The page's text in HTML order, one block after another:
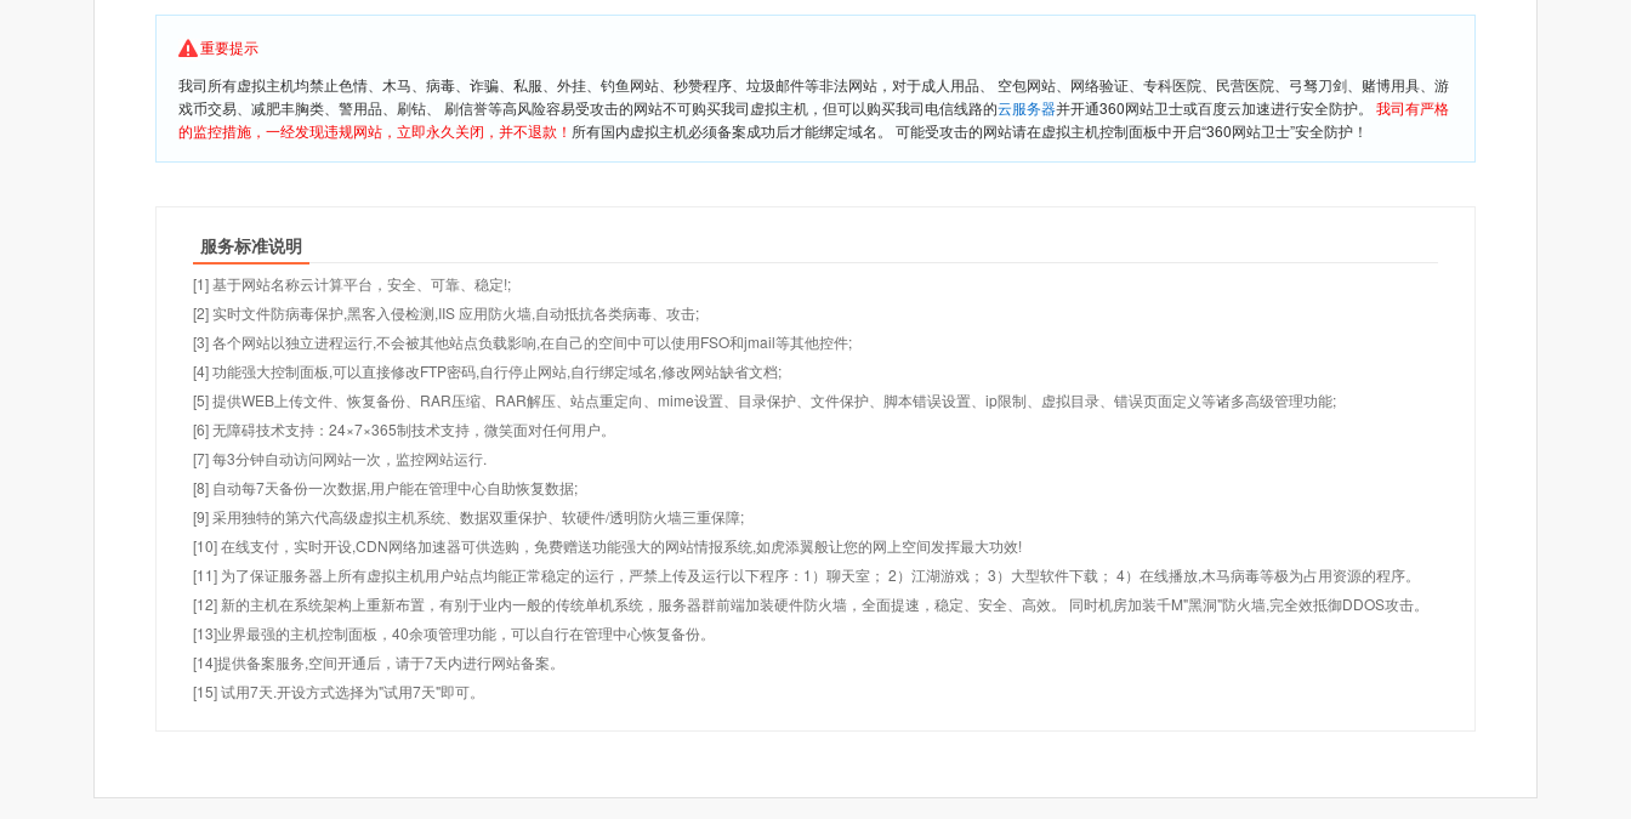
重要提示
我司所有虚拟主机均禁止色情、木马、病毒、诈骗、私服、外挂、钓鱼网站、秒赞程序、垃圾邮件等非法网站，对于成人用品、 空包网站、网络验证、专科医院、民营医院、弓驽刀剑、赌博用具、游
戏币交易、减肥丰胸类、警用品、刷钻、 刷信誉等高风险容易受攻击的网站不可购买我司虚拟主机，但可以购买我司电信线路的云服务器并开通360网站卫士或百度云加速进行安全防护。 我司有严格
的监控措施，一经发现违规网站，立即永久关闭，并不退款！ 所有国内虚拟主机必须备案成功后才能绑定域名。 可能受攻击的网站请在虚拟主机控制面板中开启“360网站卫士”安全防护！
服务标准说明
[1] 基于网站名称云计算平台，安全、可靠、稳定!;
[2] 实时文件防病毒保护,黑客入侵检测,IIS 应用防火墙,自动抵抗各类病毒、攻击;
[3] 各个网站以独立进程运行,不会被其他站点负载影响,在自己的空间中可以使用FSO和jmail等其他控件;
[4] 功能强大控制面板,可以直接修改FTP密码,自行停止网站,自行绑定域名,修改网站缺省文档;
[5] 提供WEB上传文件、恢复备份、RAR压缩、RAR解压、站点重定向、mime设置、目录保护、文件保护、脚本错误设置、ip限制、虚拟目录、错误页面定义等诸多高级管理功能;
[6] 无障碍技术支持：24×7×365制技术支持，微笑面对任何用户。
[7] 每3分钟自动访问网站一次，监控网站运行.
[8] 自动每7天备份一次数据,用户能在管理中心自助恢复数据;
[9] 采用独特的第六代高级虚拟主机系统、数据双重保护、软硬件/透明防火墙三重保障;
[10] 在线支付，实时开设,CDN网络加速器可供选购，免费赠送功能强大的网站情报系统,如虎添翼般让您的网上空间发挥最大功效!
[11] 为了保证服务器上所有虚拟主机用户站点均能正常稳定的运行，严禁上传及运行以下程序：1）聊天室； 2）江湖游戏； 3）大型软件下载； 4）在线播放,木马病毒等极为占用资源的程序。
[12] 新的主机在系统架构上重新布置，有别于业内一般的传统单机系统，服务器群前端加装硬件防火墙，全面提速，稳定、安全、高效。 同时机房加装千M"黑洞"防火墙,完全效抵御DDOS攻击。
[13]业界最强的主机控制面板，40余项管理功能，可以自行在管理中心恢复备份。
[14]提供备案服务,空间开通后，请于7天内进行网站备案。
[15] 试用7天.开设方式选择为"试用7天"即可。